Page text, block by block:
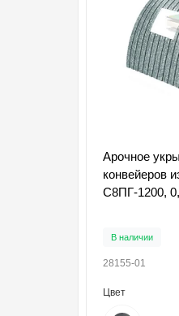
Арочное
конвейеров
С8ПГ-1200,
В наличии
28155-01
Цвет